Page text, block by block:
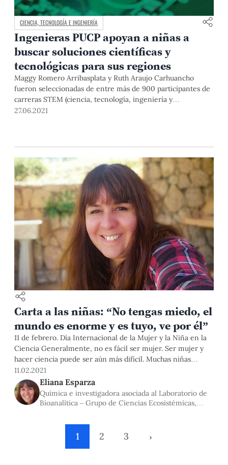
CIENCIA, TECNOLOGÍA E INGENIERÍA
Ingenieras PUCP apoyan a niñas a
buscar soluciones científicas y
tecnológicas para sus regiones
Maggy Romero Arribasplata y Ruth Araujo Carhuancho
fueron seleccionadas de entre más de 900 participantes de
carreras STEM (ciencia, tecnología, ingeniería y
matemática) para guiar a niñas de 10 a 13 años del programa
27.06.2021
Carta a las niñas: “No tengas miedo, el
mundo es enorme y es tuyo, ve por él”
11 de febrero. Día Internacional de la Mujer y la Niña en la
Ciencia Generalmente, no es fácil ser mujer. Ser mujer y
hacer ciencia puede ser aún más difícil. Muchas niñas
desarrollan una gran creatividad y curiosidad por el mundo.
Su capacidad para comprender matemáticas y resolver
problemas no es menor que la de
11.02.2021
Eliana Esparza
Química e investigadora asociada al Laboratorio de
Bioanalítica – Grupo de Ciencias Ecosistémicas,
1 2 3 ›